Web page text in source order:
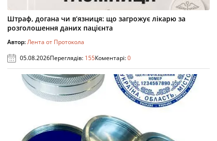
Штраф, догана чи в’язниця: що загрожує лікарю за
розголошення даних пацієнта
Автор:Лента от Протокола
05.08.2026Переглядів: 155Коментарі:0